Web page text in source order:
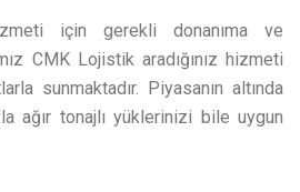
için gerekli donanıma ve
CMK Lojistik aradığınız hizmeti
sunmaktadır. Piyasanın altında
ağır tonajlı yüklerinizi bile uygun